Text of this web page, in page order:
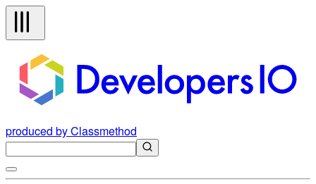
produced by Classmethod